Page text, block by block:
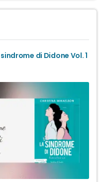
di Didone Vol. 1